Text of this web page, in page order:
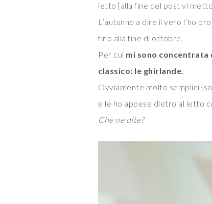
letto {alla fine del post vi
L’autunno a dire il vero l’ho
fino alla fine di ottobre.
Per cui mi sono
classico: le ghirlande.
Ovviamente molto semplici
e le ho appese dietro al letto
Che ne dite?